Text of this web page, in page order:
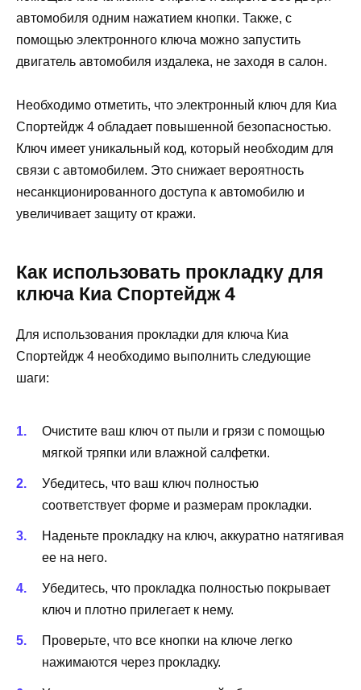
автомобиля одним нажатием кнопки. Также, с
помощью электронного ключа можно запустить
двигатель автомобиля издалека, не заходя в салон.
Необходимо отметить, что электронный ключ для Киа
Спортейдж 4 обладает повышенной безопасностью.
Ключ имеет уникальный код, который необходим для
связи с автомобилем. Это снижает вероятность
несанкционированного доступа к автомобилю и
увеличивает защиту от кражи.
Как использовать прокладку для
ключа Киа Спортейдж 4
Для использования прокладки для ключа Киа
Спортейдж 4 необходимо выполнить следующие
шаги:
Очистите ваш ключ от пыли и грязи с помощью
мягкой тряпки или влажной салфетки.
Убедитесь, что ваш ключ полностью
соответствует форме и размерам прокладки.
Наденьте прокладку на ключ, аккуратно натягивая
ее на него.
Убедитесь, что прокладка полностью покрывает
ключ и плотно прилегает к нему.
Проверьте, что все кнопки на ключе легко
нажимаются через прокладку.